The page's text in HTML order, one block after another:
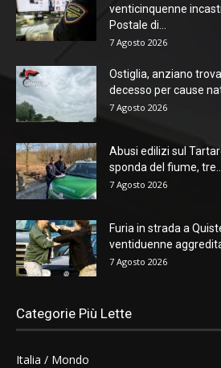
venticinquenne
Postale di...
7 Agosto 2026
Ostiglia, anziano
decesso per cause
7 Agosto 2026
Abusi edilizi sul
sponda del fiume, tre...
7 Agosto 2026
Furia in strada a
ventiduenne
7 Agosto 2026
Categorie Più Lette
Italia / Mondo